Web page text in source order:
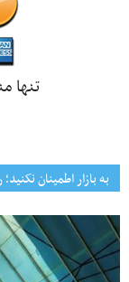
تنها
به بازار اطمینان